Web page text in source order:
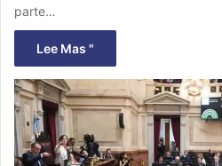
parte…
Lee Mas "